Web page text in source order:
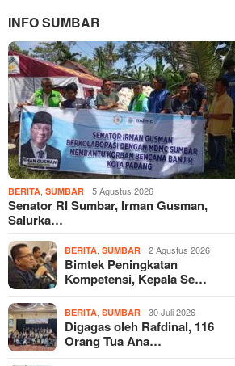
INFO SUMBAR
BERITA ,SUMBAR 5 Agustus 2026
Senator RI Sumbar, Irman Gusman,
Salurka…
BERITA ,SUMBAR 2 Agustus 2026
Bimtek Peningkatan
Kompetensi, Kepala Se…
BERITA ,SUMBAR 30 Juli 2026
Digagas oleh Rafdinal, 116
Orang Tua Ana…